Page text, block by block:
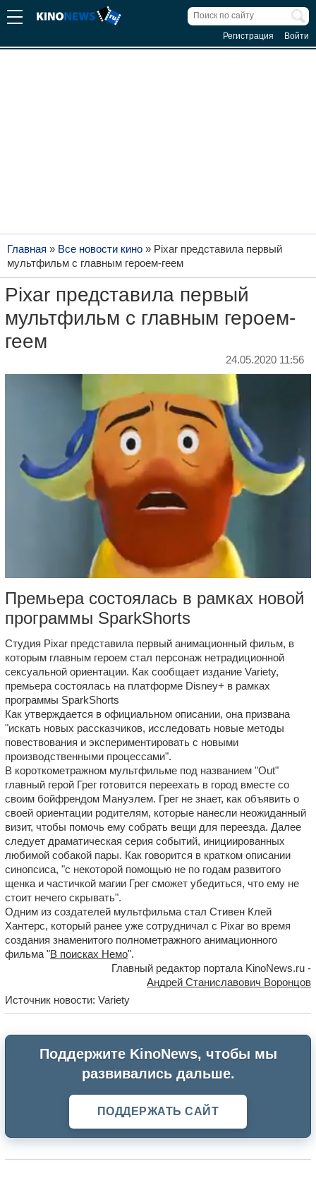
Регистрация Войти
Главная » Все новости кино » Pixar представила первый
мультфильм с главным героем-геем
Pixar представила первый
мультфильм с главным героем-
геем
24.05.2020 11:56
Премьера состоялась в рамках новой
программы SparkShorts
Студия Pixar представила первый анимационный фильм, в
которым главным героем стал персонаж нетрадиционной
сексуальной ориентации. Как сообщает издание Variety,
премьера состоялась на платформе Disney+ в рамках
программы SparkShorts
Как утверждается в официальном описании, она призвана
"искать новых рассказчиков, исследовать новые методы
повествования и экспериментировать с новыми
производственными процессами".
В короткометражном мультфильме под названием "Out"
главный герой Грег готовится переехать в город вместе со
своим бойфрендом Мануэлем. Грег не знает, как объявить о
своей ориентации родителям, которые нанесли неожиданный
визит, чтобы помочь ему собрать вещи для переезда. Далее
следует драматическая серия событий, инициированных
любимой собакой пары. Как говорится в кратком описании
синопсиса, "с некоторой помощью не по годам развитого
щенка и частичкой магии Грег сможет убедиться, что ему не
стоит нечего скрывать".
Одним из создателей мультфильма стал Стивен Клей
Хантерс, который ранее уже сотрудничал с Pixar во время
создания знаменитого полнометражного анимационного
фильма "В поисках Немо".
Главный редактор портала KinoNews.ru -
Андрей Станиславович Воронцов
Источник новости: Variety
Поддержите KinoNews, чтобы мы
развивались дальше.
ПОДДЕРЖАТЬ САЙТ